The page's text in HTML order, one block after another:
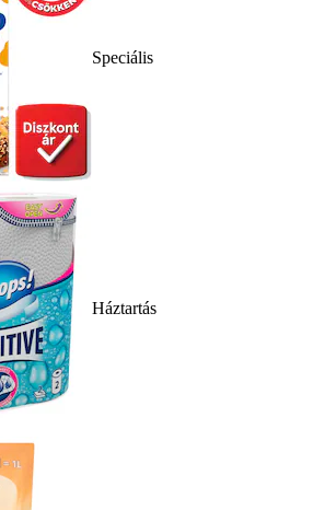
Speciális
Háztartás